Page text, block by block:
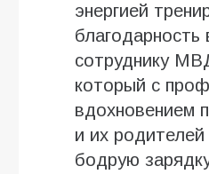
энергией
сотруднику
который с
вдохновением
и их
бодрую